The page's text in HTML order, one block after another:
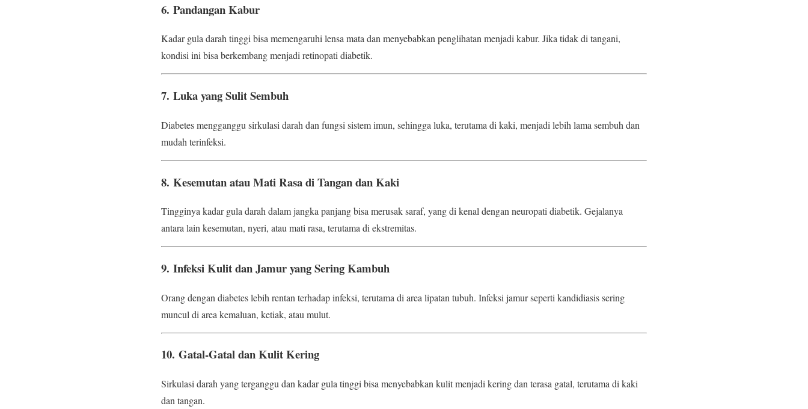
6. Pandangan Kabur
Kadar gula darah tinggi bisa memengaruhi lensa mata dan menyebabkan penglihatan menjadi kabur. Jika tidak di tangani,
kondisi ini bisa berkembang menjadi retinopati diabetik.
7. Luka yang Sulit Sembuh
Diabetes mengganggu sirkulasi darah dan fungsi sistem imun, sehingga luka, terutama di kaki, menjadi lebih lama sembuh dan
mudah terinfeksi.
8. Kesemutan atau Mati Rasa di Tangan dan Kaki
Tingginya kadar gula darah dalam jangka panjang bisa merusak saraf, yang di kenal dengan neuropati diabetik. Gejalanya
antara lain kesemutan, nyeri, atau mati rasa, terutama di ekstremitas.
9. Infeksi Kulit dan Jamur yang Sering Kambuh
Orang dengan diabetes lebih rentan terhadap infeksi, terutama di area lipatan tubuh. Infeksi jamur seperti kandidiasis sering
muncul di area kemaluan, ketiak, atau mulut.
10. Gatal-Gatal dan Kulit Kering
Sirkulasi darah yang terganggu dan kadar gula tinggi bisa menyebabkan kulit menjadi kering dan terasa gatal, terutama di kaki
dan tangan.